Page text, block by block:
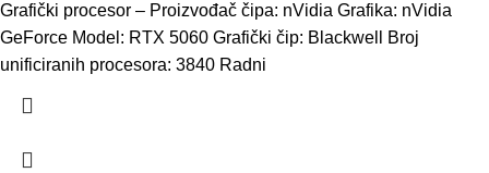
Grafički procesor – Proizvođač čipa: nVidia Grafika: nVidia
GeForce Model: RTX 5060 Grafički čip: Blackwell Broj
unificiranih procesora: 3840 Radni